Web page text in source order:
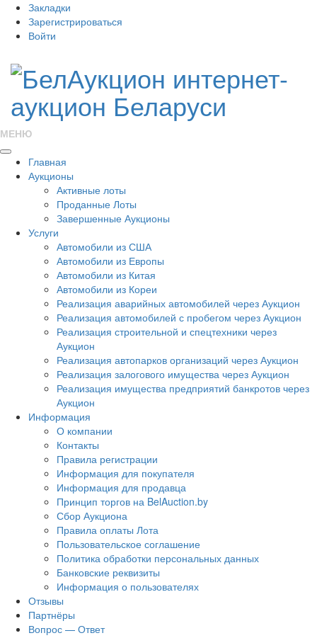
Закладки
Зарегистрироваться
Войти
МЕНЮ
Главная
Аукционы
Активные лоты
Проданные Лоты
Завершенные Аукционы
Услуги
Автомобили из США
Автомобили из Европы
Автомобили из Китая
Автомобили из Кореи
Реализация аварийных автомобилей через Аукцион
Реализация автомобилей с пробегом через Аукцион
Реализация строительной и спецтехники через
Аукцион
Реализация автопарков организаций через Аукцион
Реализация залогового имущества через Аукцион
Реализация имущества предприятий банкротов через
Аукцион
Информация
О компании
Контакты
Правила регистрации
Информация для покупателя
Информация для продавца
Принцип торгов на BelAuction.by
Сбор Аукциона
Правила оплаты Лота
Пользовательское соглашение
Политика обработки персональных данных
Банковские реквизиты
Информация о пользователях
Отзывы
Партнёры
Вопрос — Ответ